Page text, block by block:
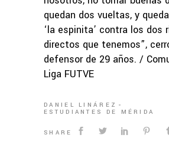
quedan dos vueltas, y
‘la espinita’ contra los dos
directos que tenemos”,
defensor de 29 años. /
Liga FUTVE
DANIEL LINÁREZ
ESTUDIANTES DE MÉRIDA
SHARE